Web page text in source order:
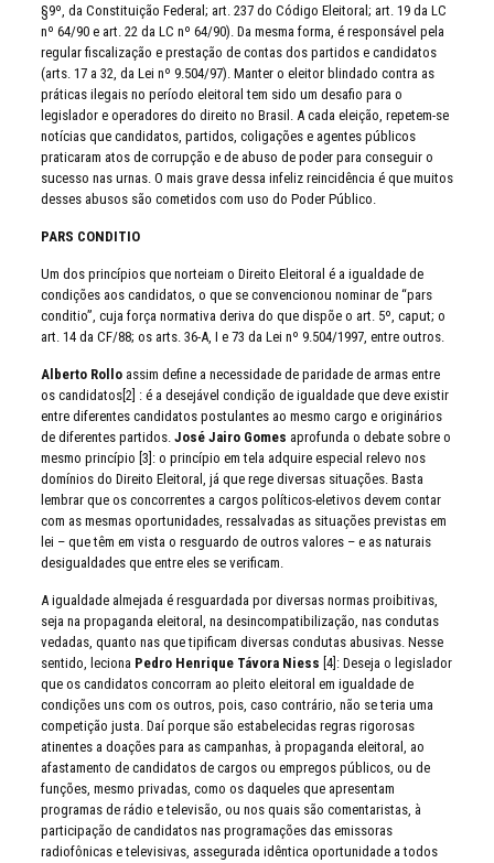
§9º, da Constituição Federal; art. 237 do Código Eleitoral; art. 19 da LC
nº 64/90 e art. 22 da LC nº 64/90). Da mesma forma, é responsável pela
regular fiscalização e prestação de contas dos partidos e candidatos
(arts. 17 a 32, da Lei nº 9.504/97). Manter o eleitor blindado contra as
práticas ilegais no período eleitoral tem sido um desafio para o
legislador e operadores do direito no Brasil. A cada eleição, repetem-se
notícias que candidatos, partidos, coligações e agentes públicos
praticaram atos de corrupção e de abuso de poder para conseguir o
sucesso nas urnas. O mais grave dessa infeliz reincidência é que muitos
desses abusos são cometidos com uso do Poder Público.
PARS CONDITIO
Um dos princípios que norteiam o Direito Eleitoral é a igualdade de
condições aos candidatos, o que se convencionou nominar de “pars
conditio”, cuja força normativa deriva do que dispõe o art. 5º, caput; o
art. 14 da CF/88; os arts. 36-A, I e 73 da Lei nº 9.504/1997, entre outros.
Alberto Rolloassim define a necessidade de paridade de armas entre
os candidatos[2] : é a desejável condição de igualdade que deve existir
entre diferentes candidatos postulantes ao mesmo cargo e originários
de diferentes partidos. José Jairo Gomes aprofunda o debate sobre o
mesmo princípio [3]: o princípio em tela adquire especial relevo nos
domínios do Direito Eleitoral, já que rege diversas situações. Basta
lembrar que os concorrentes a cargos políticos-eletivos devem contar
com as mesmas oportunidades, ressalvadas as situações previstas em
lei – que têm em vista o resguardo de outros valores – e as naturais
desigualdades que entre eles se verificam.
A igualdade almejada é resguardada por diversas normas proibitivas,
seja na propaganda eleitoral, na desincompatibilização, nas condutas
vedadas, quanto nas que tipificam diversas condutas abusivas. Nesse
sentido, leciona Pedro Henrique Távora Niess [4]: Deseja o legislador
que os candidatos concorram ao pleito eleitoral em igualdade de
condições uns com os outros, pois, caso contrário, não se teria uma
competição justa. Daí porque são estabelecidas regras rigorosas
atinentes a doações para as campanhas, à propaganda eleitoral, ao
afastamento de candidatos de cargos ou empregos públicos, ou de
funções, mesmo privadas, como os daqueles que apresentam
programas de rádio e televisão, ou nos quais são comentaristas, à
participação de candidatos nas programações das emissoras
radiofônicas e televisivas, assegurada idêntica oportunidade a todos